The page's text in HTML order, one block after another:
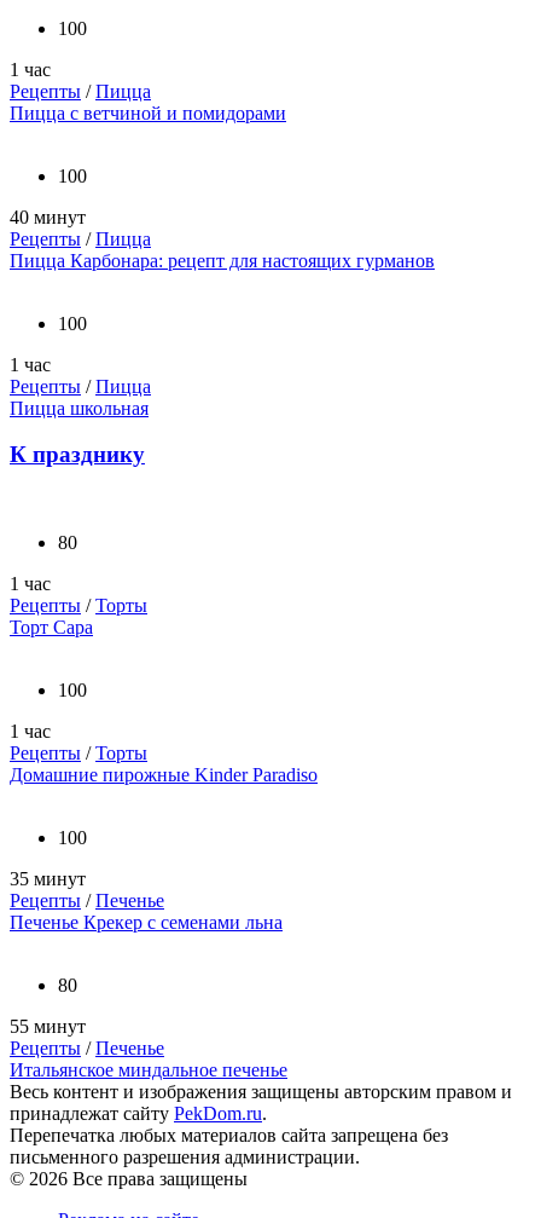
100
1 час
Рецепты /Пицца
Пицца с ветчиной и помидорами
100
40 минут
Рецепты /Пицца
Пицца Карбонара: рецепт для настоящих гурманов
100
1 час
Рецепты /Пицца
Пицца школьная
К празднику
80
1 час
Рецепты /Торты
Торт Сара
100
1 час
Рецепты /Торты
Домашние пирожные Kinder Paradiso
100
35 минут
Рецепты /Печенье
Печенье Крекер с семенами льна
80
55 минут
Рецепты /Печенье
Итальянское миндальное печенье
Весь контент и изображения защищены авторским правом и
принадлежат сайту PekDom.ru.
Перепечатка любых материалов сайта запрещена без
письменного разрешения администрации.
© 2026 Все права защищены